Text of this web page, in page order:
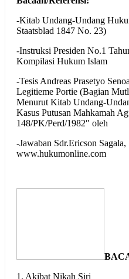
-Kitab Undang-Undang
Staatsblad 1847 No. 23)
-Instruksi Presiden No.1
Kompilasi Hukum Islam
-Tesis Andreas Prasetyo
Legitieme Portie (Bagian
Menurut Kitab Undang-
Kasus Putusan Mahkamah
148/PK/Perd/1982″ oleh
-Jawaban Sdr.Ericson
www.hukumonline.com
1. Akibat Nikah Siri